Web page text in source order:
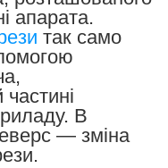
апарата.
так само
В
— зміна